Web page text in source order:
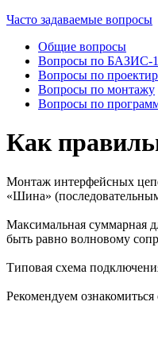
Часто задаваемые вопросы
Общие вопросы
Вопросы по БАЗИС-
Вопросы по
Вопросы по монтажу
Вопросы по
Как
Монтаж интерфейсных
«Шина»
Максимальная суммарная
быть равно волновому
Типовая схема
Рекомендуем